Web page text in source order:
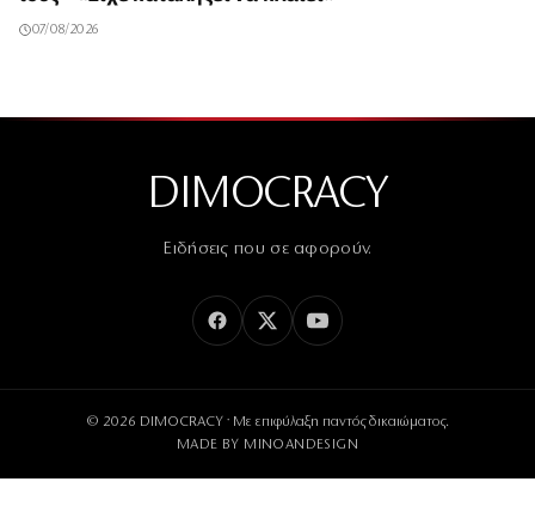
07/08/2026
DIMOCRACY
Ειδήσεις που σε αφορούν.
© 2026 DIMOCRACY · Με επιφύλαξη παντός δικαιώματος.
MADE BY MINOANDESIGN